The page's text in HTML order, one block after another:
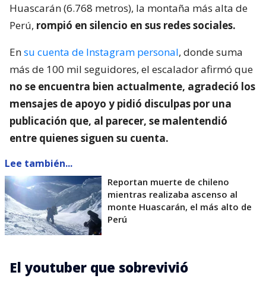
Huascarán (6.768 metros), la montaña más alta de
Perú, rompió en silencio en sus redes sociales.
Ensu cuenta de Instagram personal, donde suma
más de 100 mil seguidores, el escalador afirmó que
no se encuentra bien actualmente, agradeció los
mensajes de apoyo y pidió disculpas por una
publicación que, al parecer, se malentendió
entre quienes siguen su cuenta.
Lee también...
Reportan muerte de chileno
mientras realizaba ascenso al
monte Huascarán, el más alto de
Perú
El youtuber que sobrevivió